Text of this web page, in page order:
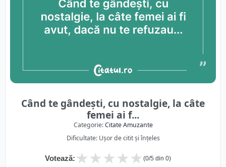
Când te gândești, cu nostalgie, la câte
femei ai f...
Categorie:Citate Amuzante
Dificultate: Ușor de citit și înțeles
Votează: ★
★
★
★
★ (0/5 din 0)